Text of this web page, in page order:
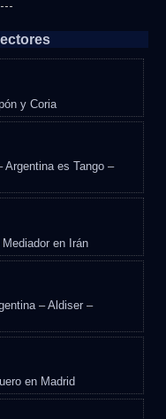
y Coria
es Tango –
en Irán
– Aldiser –
en Madrid